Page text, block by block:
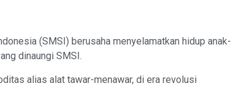
(SMSI) berusaha menyelamatkan hidup anak-
dinaungi SMSI.
alias alat tawar-menawar, di era revolusi